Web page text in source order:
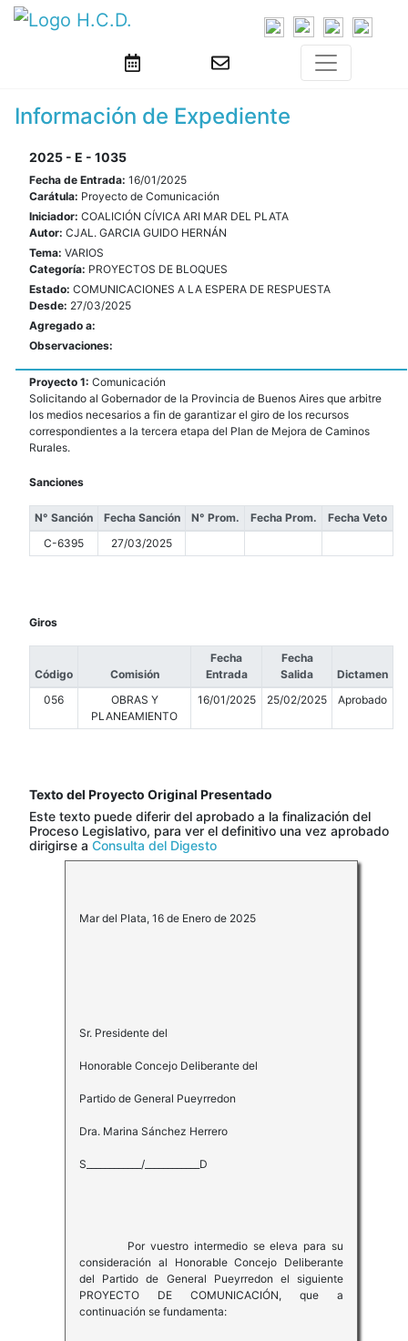
Información de Expediente
2025 - E - 1035
Fecha de Entrada: 16/01/2025
Carátula: Proyecto de Comunicación
Iniciador: COALICIÓN CÍVICA ARI MAR DEL PLATA
Autor: CJAL. GARCIA GUIDO HERNÁN
Tema: VARIOS
Categoría: PROYECTOS DE BLOQUES
Estado: COMUNICACIONES A LA ESPERA DE RESPUESTA
Desde: 27/03/2025
Agregado a:
Observaciones:
Proyecto 1: Comunicación
Solicitando al Gobernador de la Provincia de Buenos Aires que arbitre
los medios necesarios a fin de garantizar el giro de los recursos
correspondientes a la tercera etapa del Plan de Mejora de Caminos
Rurales.
Sanciones
N° Sanción Fecha Sanción N° Prom. Fecha Prom.
Fecha Veto
C-6395
27/03/2025
Giros
Código Comisión
Fecha
Entrada
Fecha
Salida
Dictamen
056
OBRAS Y
PLANEAMIENTO
16/01/2025 25/02/2025 Aprobado
Texto del Proyecto Original Presentado
Este texto puede diferir del aprobado a la finalización del
Proceso Legislativo, para ver el definitivo una vez aprobado
dirigirse a Consulta del Digesto
Mar del Plata, 16 de Enero de 2025
Sr. Presidente del
Honorable Concejo Deliberante del
Partido de General Pueyrredon
Dra. Marina Sánchez Herrero
S____________/____________D
Por vuestro intermedio se eleva para su
consideración al Honorable Concejo Deliberante
del Partido de General Pueyrredon el siguiente
PROYECTO DE COMUNICACIÓN, que a
continuación se fundamenta: